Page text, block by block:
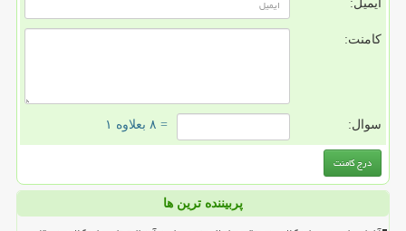
ایمیل:
کامنت:
سوال: = ۸ بعلاوه ۱
پربیننده ترین ها